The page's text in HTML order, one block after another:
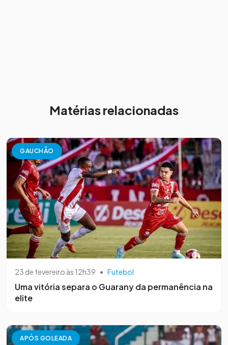
Matérias relacionadas
GAUCHÃO
23 de fevereiro às 12h39 • Futebol
Uma vitória separa o Guarany da permanência na
elite
APÓS GOLEADA